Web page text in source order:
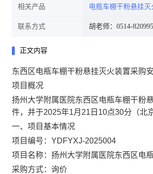
相关产品 电瓶车棚干粉悬挂
联系方式 胡老师：0514-
正文内容
东西区电瓶车棚干粉悬挂灭火装置采购
项目概况
扬州大学附属医院东西区电瓶车棚干粉
件，并于2025年1月21日10点30分 （北
一、项目基本情况
项目编号： YDFYXJ-2025004
项目名称：扬州大学附属医院东西区电
采购方式：询价